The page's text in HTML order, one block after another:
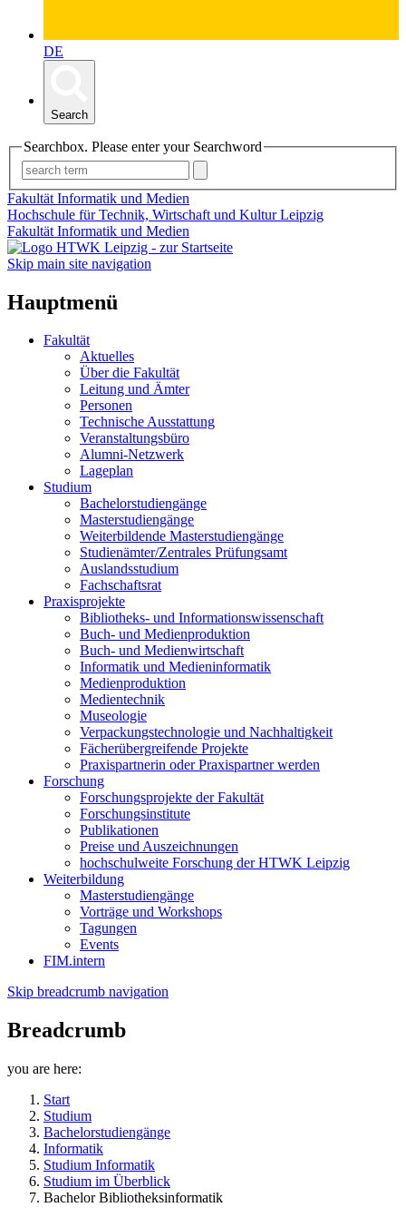
DE
Search
Searchbox. Please enter your Searchword
Fakultät Informatik und Medien
Hochschule für Technik, Wirtschaft und Kultur Leipzig
Fakultät Informatik und Medien
Skip main site navigation
Hauptmenü
Fakultät
Aktuelles
Über die Fakultät
Leitung und Ämter
Personen
Technische Ausstattung
Veranstaltungsbüro
Alumni-Netzwerk
Lageplan
Studium
Bachelorstudiengänge
Masterstudiengänge
Weiterbildende Masterstudiengänge
Studienämter/Zentrales Prüfungsamt
Auslandsstudium
Fachschaftsrat
Praxisprojekte
Bibliotheks- und Informationswissenschaft
Buch- und Medienproduktion
Buch- und Medienwirtschaft
Informatik und Medieninformatik
Medienproduktion
Medientechnik
Museologie
Verpackungstechnologie und Nachhaltigkeit
Fächerübergreifende Projekte
Praxispartnerin oder Praxispartner werden
Forschung
Forschungsprojekte der Fakultät
Forschungsinstitute
Publikationen
Preise und Auszeichnungen
hochschulweite Forschung der HTWK Leipzig
Weiterbildung
Masterstudiengänge
Vorträge und Workshops
Tagungen
Events
FIM.intern
Skip breadcrumb navigation
Breadcrumb
you are here:
Start
Studium
Bachelorstudiengänge
Informatik
Studium Informatik
Studium im Überblick
Bachelor Bibliotheksinformatik